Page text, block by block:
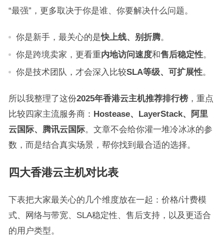
“最强”，更多取决于你是谁、你要解决什么问题。
你是新手，最关心的是快上线、别折腾。
你是跨境卖家，更看重内地访问速度和售后稳定性。
你是技术团队，才会深入比较SLA等级、可扩展性。
所以我整理了这份2025年香港云主机推荐排行榜，重点
比较四家主流服务商： Hostease、LayerStack、阿里
云国际、腾讯云国际。文章不会给你灌一堆冷冰冰的参
数，而是结合真实场景，帮你找到最合适的选择。
四大香港云主机对比表
下表把大家最关心的几个维度放在一起：价格/计费模
式、网络与带宽、SLA稳定性、售后支持，以及更适合
的用户类型。